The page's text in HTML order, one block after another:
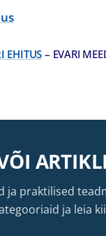
EHITUS– EVARI
ja praktilised
ja leia